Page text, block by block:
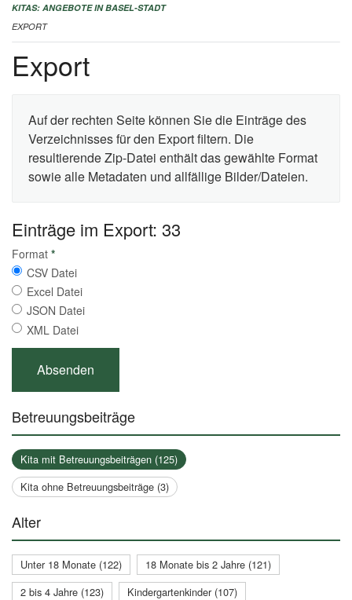
IMPRESSUM
KITAS: ANGEBOTE IN BASEL-STADT
EXPORT
Export
Auf der rechten Seite können Sie die Einträge des
Verzeichnisses für den Export filtern. Die
resultierende Zip-Datei enthält das gewählte Format
sowie alle Metadaten und allfällige Bilder/Dateien.
Einträge im Export: 33
Format *
CSV Datei
Excel Datei
JSON Datei
XML Datei
Betreuungsbeiträge
Kita mit Betreuungsbeiträgen (125)
Kita ohne Betreuungsbeiträge (3)
Alter
Unter 18 Monate (122)
18 Monate bis 2 Jahre (121)
2 bis 4 Jahre (123)
Kindergartenkinder (107)